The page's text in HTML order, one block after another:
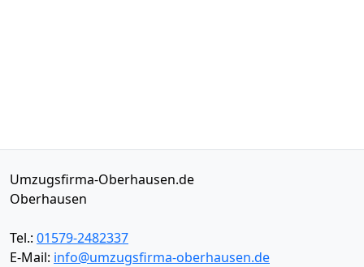
Umzugsfirma-Oberhausen.de
Oberhausen
Tel.: 01579-2482337
E-Mail: info@umzugsfirma-oberhausen.de